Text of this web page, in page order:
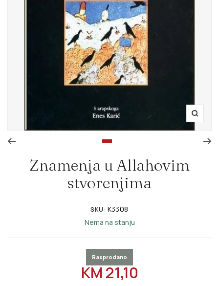
Zoom
Znamenja u Allahovim
stvorenjima
SKU: K3308
Nema na stanju
REDOVNA CIJENA
KM 21,10
Rasprodano